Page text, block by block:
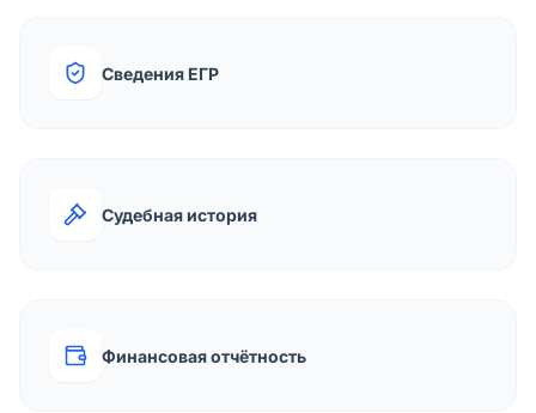
Сведения ЕГР
Судебная история
Финансовая отчётность